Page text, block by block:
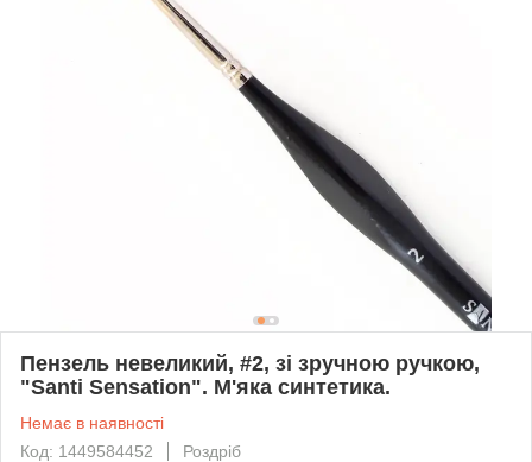
Пензель невеликий, #2, зі зручною ручкою,
"Santi Sensation". М'яка синтетика.
Немає в наявності
Код: 1449584452
Роздріб